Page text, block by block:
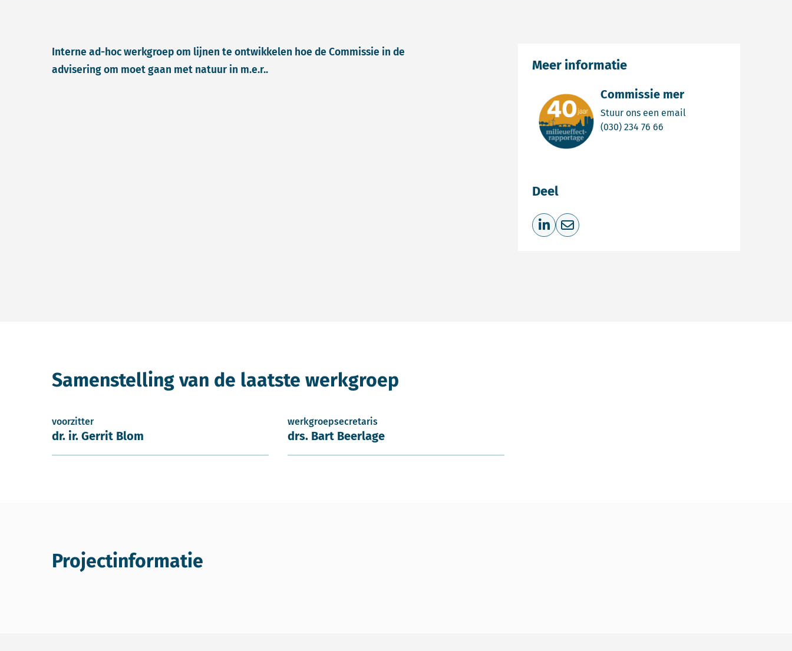
Interne ad-hoc werkgroep om lijnen te ontwikkelen hoe de Commissie in de
advisering om moet gaan met natuur in m.e.r..
Commissie mer
Stuur ons een email
(030) 234 76 66
Meer informatie
Deel
Deel op LinkedIn
Deel via e-mail
Samenstelling van de laatste werkgroep
voorzitter
dr. ir. Gerrit Blom
werkgroepsecretaris
drs. Bart Beerlage
Projectinformatie